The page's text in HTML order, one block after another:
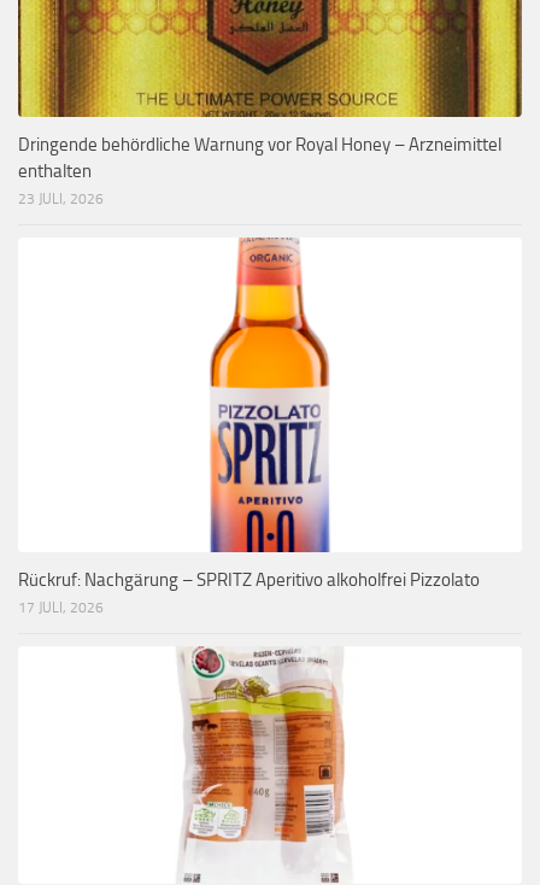
Dringende behördliche Warnung vor Royal Honey – Arzneimittel
enthalten
23 JULI, 2026
Rückruf: Nachgärung – SPRITZ Aperitivo alkoholfrei Pizzolato
17 JULI, 2026